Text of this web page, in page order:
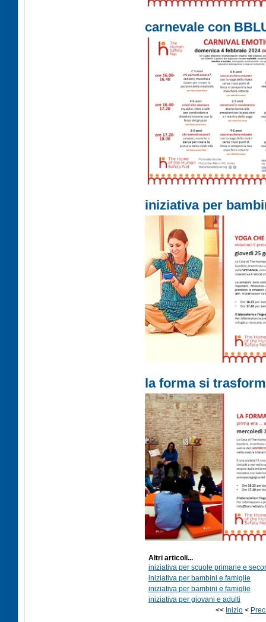
carnevale con
iniziativa per
la forma si
Altri articoli...
iniziativa per scuole primarie e
iniziativa per bambini e famiglie
iniziativa per bambini e famiglie
iniziativa per giovani e adulti
<< Inizio <